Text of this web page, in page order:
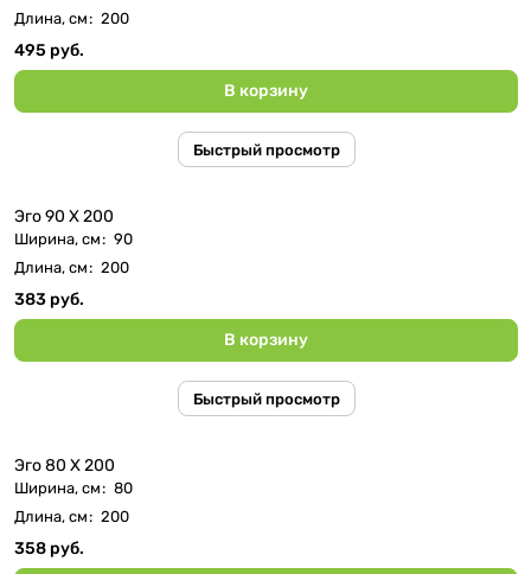
Длина, см: 200
495 руб.
В корзину
Быстрый просмотр
Эго 90 Х 200
Ширина, см: 90
Длина, см: 200
383 руб.
В корзину
Быстрый просмотр
Эго 80 Х 200
Ширина, см: 80
Длина, см: 200
358 руб.